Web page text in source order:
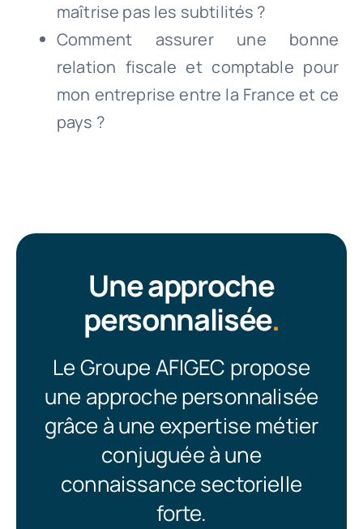
maîtrise pas les subtilités ?
Comment assurer une bonne
relation fiscale et comptable pour
mon entreprise entre la France et ce
pays ?
Une approche
personnalisée.
Le Groupe AFIGEC propose
une approche personnalisée
grâce à une expertise métier
conjuguée à une
connaissance sectorielle
forte.